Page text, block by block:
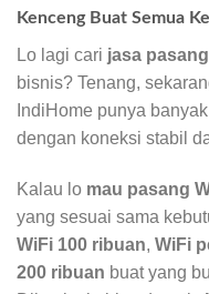
Kenceng Buat Semua
Lo lagi cari jasa
bisnis? Tenang,
IndiHome punya
dengan koneksi stabil
Kalau lo mau pasang
yang sesuai sama
WiFi 100 ribuan, WiFi
200 ribuan buat yang